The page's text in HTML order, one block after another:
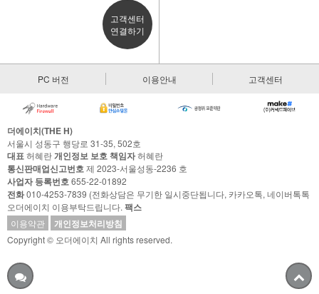
고객센터
연결하기
PC 버전 이용안내 고객센터
더에이치(THE H)
서울시 성동구 행당로 31-35, 502호
대표허혜란개인정보 보호 책임자허혜란
통신판매업신고번호제 2023-서울성동-2236 호
사업자 등록번호655-22-01892
전화010-4253-7839 (전화상담은 무기한 일시중단됩니다, 카카오톡, 네이버톡톡
오더에이치 이용부탁드립니다. 팩스
이용약관 개인정보처리방침
Copyright © 오더에이치 All rights reserved.